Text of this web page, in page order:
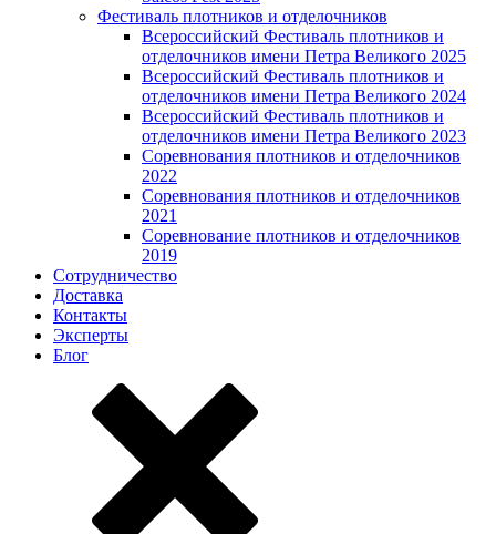
Фестиваль плотников и отделочников
Всероссийский Фестиваль плотников и
отделочников имени Петра Великого 2025
Всероссийский Фестиваль плотников и
отделочников имени Петра Великого 2024
Всероссийский Фестиваль плотников и
отделочников имени Петра Великого 2023
Соревнования плотников и отделочников
2022
Соревнования плотников и отделочников
2021
Соревнование плотников и отделочников
2019
Сотрудничество
Доставка
Контакты
Эксперты
Блог